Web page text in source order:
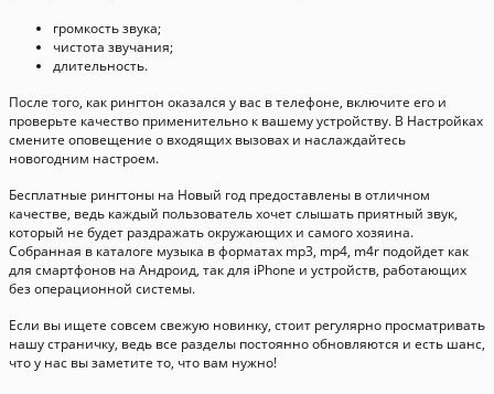
громкость звука;
чистота звучания;
длительность.
После того, как рингтон оказался у вас в телефоне, включите его и
проверьте качество применительно к вашему устройству. В Настройках
смените оповещение о входящих вызовах и наслаждайтесь
новогодним настроем.
Бесплатные рингтоны на Новый год предоставлены в отличном
качестве, ведь каждый пользователь хочет слышать приятный звук,
который не будет раздражать окружающих и самого хозяина.
Собранная в каталоге музыка в форматах mp3, mp4, m4r подойдет как
для смартфонов на Андроид, так для iPhone и устройств, работающих
без операционной системы.
Если вы ищете совсем свежую новинку, стоит регулярно просматривать
нашу страничку, ведь все разделы постоянно обновляются и есть шанс,
что у нас вы заметите то, что вам нужно!